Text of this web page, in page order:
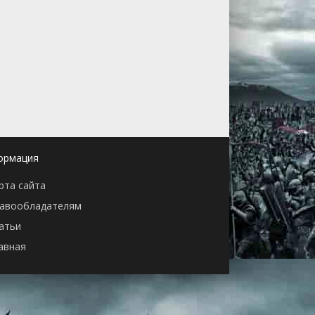
сайта